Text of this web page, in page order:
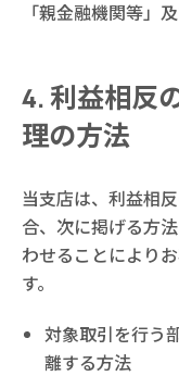
「親金融機関等」
利益相反
理の方法
当支店は、利益相
合、次に掲げる方
わせることにより
す。
対象取引を行う
離する方法